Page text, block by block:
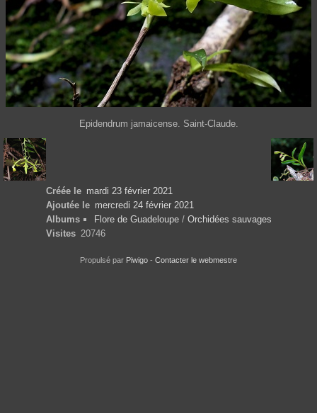
Epidendrum jamaicense. Saint-Claude.
Créée le mardi 23 février 2021
Ajoutée le mercredi 24 février 2021
Albums
Flore de Guadeloupe/ Orchidées sauvages
Visites 20746
Propulsé par Piwigo - Contacter le webmestre